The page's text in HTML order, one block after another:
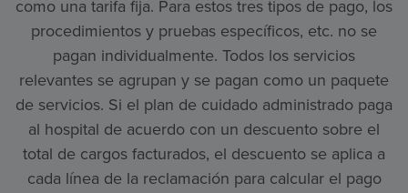
como una tarifa fija. Para estos tres tipos de pago, los
procedimientos y pruebas específicos, etc. no se
pagan individualmente. Todos los servicios
relevantes se agrupan y se pagan como un paquete
de servicios. Si el plan de cuidado administrado paga
al hospital de acuerdo con un descuento sobre el
total de cargos facturados, el descuento se aplica a
cada línea de la reclamación para calcular el pago